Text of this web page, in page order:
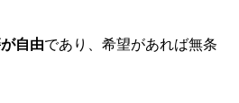
自由であり、希望があれば無条